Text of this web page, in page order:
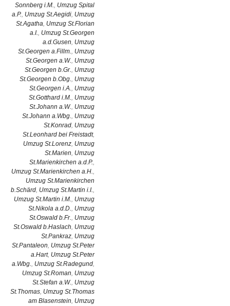
Sonnberg i.M., Umzug Spital
a.P., Umzug St.Aegidi, Umzug
St.Agatha, Umzug St.Florian
a.I., Umzug St.Georgen
a.d.Gusen, Umzug
St.Georgen a.Fillm., Umzug
St.Georgen a.W., Umzug
St.Georgen b.Gr., Umzug
St.Georgen b.Obg., Umzug
St.Georgen i.A., Umzug
St.Gotthard i.M., Umzug
St.Johann a.W., Umzug
St.Johann a.Wbg., Umzug
St.Konrad, Umzug
St.Leonhard bei Freistadt,
Umzug St.Lorenz, Umzug
St.Marien, Umzug
St.Marienkirchen a.d.P.,
Umzug St.Marienkirchen a.H.,
Umzug St.Marienkirchen
b.Schärd, Umzug St.Martin i.I.,
Umzug St.Martin i.M., Umzug
St.Nikola a.d.D., Umzug
St.Oswald b.Fr., Umzug
St.Oswald b.Haslach, Umzug
St.Pankraz, Umzug
St.Pantaleon, Umzug St.Peter
a.Hart, Umzug St.Peter
a.Wbg., Umzug St.Radegund,
Umzug St.Roman, Umzug
St.Stefan a.W., Umzug
St.Thomas, Umzug St.Thomas
am Blasenstein, Umzug